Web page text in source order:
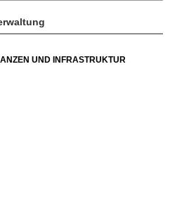
UND INFRASTRUKTUR